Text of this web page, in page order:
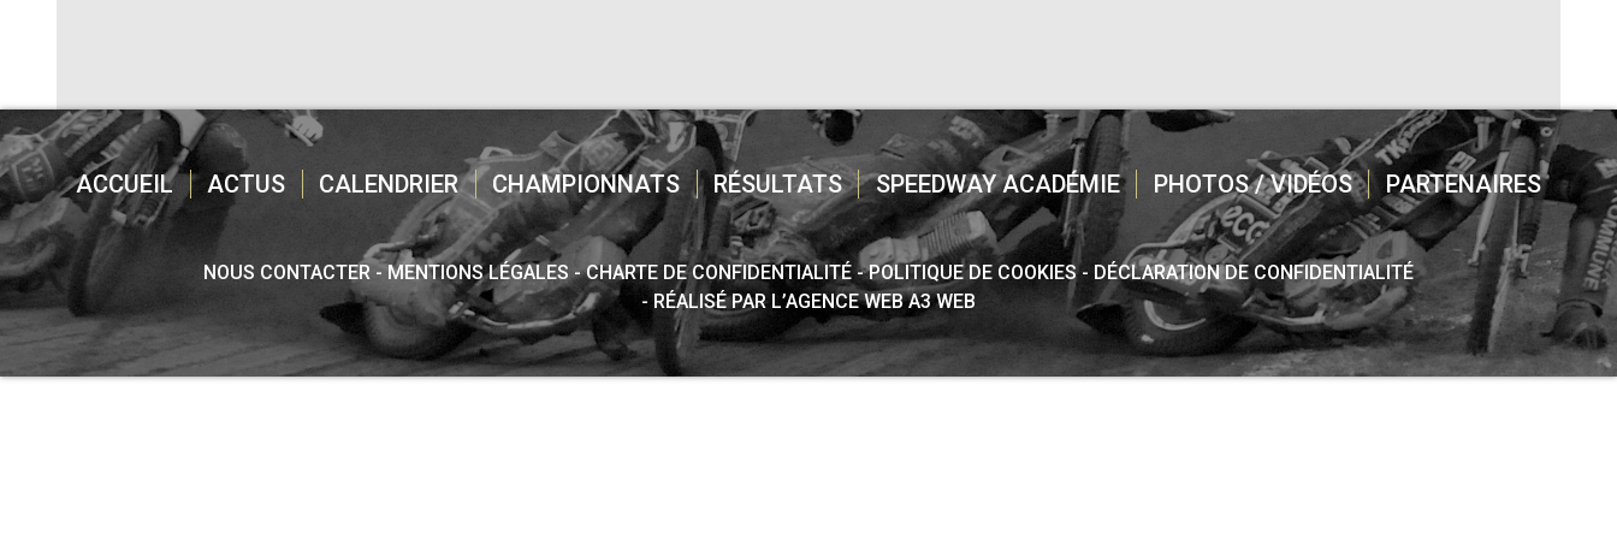
ACCUEIL ACTUS CALENDRIER CHAMPIONNATS RÉSULTATS SPEEDWAY ACADÉMIE PHOTOS / VIDÉOS PARTENAIRES
NOUS CONTACTER MENTIONS LÉGALES CHARTE DE CONFIDENTIALITÉ POLITIQUE DE COOKIES
DÉCLARATION DE CONFIDENTIALITÉ
RÉALISÉ PAR L’AGENCE WEB A3 WEB